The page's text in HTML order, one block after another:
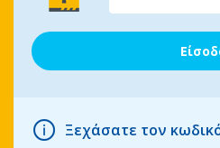
Ξεχάσατε τον